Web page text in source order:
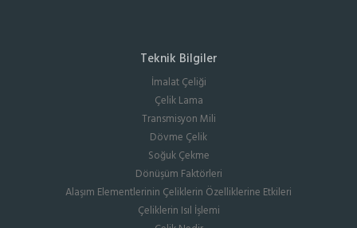
Teknik Bilgiler
İmalat Çeliği
Çelik Lama
Transmisyon Mili
Dövme Çelik
Soğuk Çekme
Dönüşüm Faktörleri
Alaşım Elementlerinin Çeliklerin Özelliklerine Etkileri
Çeliklerin Isıl İşlemi